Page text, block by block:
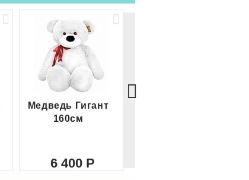
Медведь Гигант
160см
6 400